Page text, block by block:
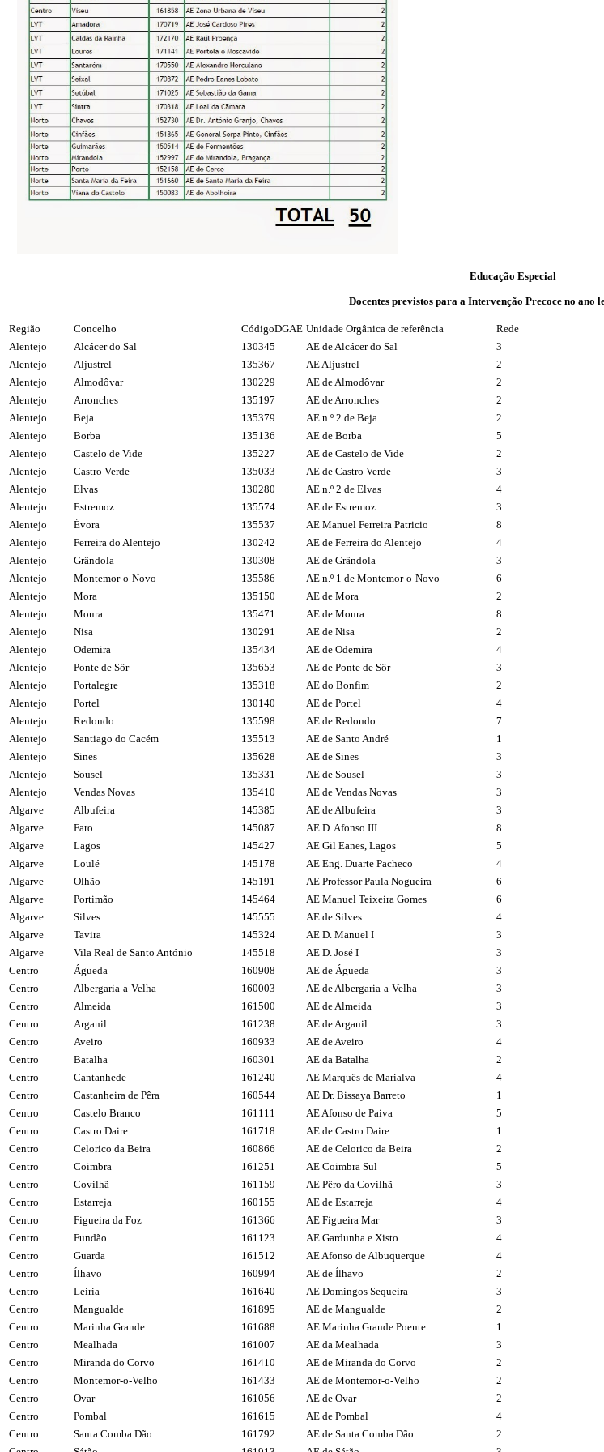
Educação Especial
Docentes previstos para a Intervenção Precoce no ano
Região Concelho CódigoDGAE Unidade Orgânica de referência
Rede
Alentejo
Alcácer do Sal 130345 AE de Alcácer do Sal
3
Alentejo
Aljustrel 135367 AE Aljustrel
2
Alentejo
Almodôvar 130229 AE de Almodôvar
2
Alentejo
Arronches 135197 AE de Arronches
2
Alentejo
Beja 135379 AE n.º 2 de Beja
2
Alentejo
Borba 135136 AE de Borba
5
Alentejo
Castelo de Vide 135227 AE de Castelo de Vide
2
Alentejo
Castro Verde 135033 AE de Castro Verde
3
Alentejo
Elvas 130280 AE n.º 2 de Elvas
4
Alentejo
Estremoz 135574 AE de Estremoz
3
Alentejo
Évora 135537 AE Manuel Ferreira Patricio
8
Alentejo
Ferreira do Alentejo 130242 AE de Ferreira do Alentejo
4
Alentejo
Grândola 130308 AE de Grândola
3
Alentejo
Montemor-o-Novo 135586 AE n.º 1 de Montemor-o-Novo
6
Alentejo
Mora 135150 AE de Mora
2
Alentejo
Moura 135471 AE de Moura
8
Alentejo
Nisa 130291 AE de Nisa
2
Alentejo
Odemira 135434 AE de Odemira
4
Alentejo
Ponte de Sôr 135653 AE de Ponte de Sôr
3
Alentejo
Portalegre 135318 AE do Bonfim
2
Alentejo
Portel 130140 AE de Portel
4
Alentejo
Redondo 135598 AE de Redondo
7
Alentejo
Santiago do Cacém 135513 AE de Santo André
1
Alentejo
Sines 135628 AE de Sines
3
Alentejo
Sousel 135331 AE de Sousel
3
Alentejo
Vendas Novas 135410 AE de Vendas Novas
3
Algarve
Albufeira 145385 AE de Albufeira
3
Algarve
Faro 145087 AE D. Afonso III
8
Algarve
Lagos 145427 AE Gil Eanes, Lagos
5
Algarve
Loulé 145178 AE Eng. Duarte Pacheco
4
Algarve
Olhão 145191 AE Professor Paula Nogueira
6
Algarve
Portimão 145464 AE Manuel Teixeira Gomes
6
Algarve
Silves 145555 AE de Silves
4
Algarve
Tavira 145324 AE D. Manuel I
3
Algarve
Vila Real de Santo António 145518 AE D. José I
3
Centro
Águeda 160908 AE de Águeda
3
Centro
Albergaria-a-Velha 160003 AE de Albergaria-a-Velha
3
Centro
Almeida 161500 AE de Almeida
3
Centro
Arganil 161238 AE de Arganil
3
Centro
Aveiro 160933 AE de Aveiro
4
Centro
Batalha 160301 AE da Batalha
2
Centro
Cantanhede 161240 AE Marquês de Marialva
4
Centro
Castanheira de Pêra 160544 AE Dr. Bissaya Barreto
1
Centro
Castelo Branco 161111 AE Afonso de Paiva
5
Centro
Castro Daire 161718 AE de Castro Daire
1
Centro
Celorico da Beira 160866 AE de Celorico da Beira
2
Centro
Coimbra 161251 AE Coimbra Sul
5
Centro
Covilhã 161159 AE Pêro da Covilhã
3
Centro
Estarreja 160155 AE de Estarreja
4
Centro
Figueira da Foz 161366 AE Figueira Mar
3
Centro
Fundão 161123 AE Gardunha e Xisto
4
Centro
Guarda 161512 AE Afonso de Albuquerque
4
Centro
Ílhavo 160994 AE de Ílhavo
2
Centro
Leiria 161640 AE Domingos Sequeira
3
Centro
Mangualde 161895 AE de Mangualde
2
Centro
Marinha Grande 161688 AE Marinha Grande Poente
1
Centro
Mealhada 161007 AE da Mealhada
3
Centro
Miranda do Corvo 161410 AE de Miranda do Corvo
2
Centro
Montemor-o-Velho 161433 AE de Montemor-o-Velho
2
Centro
Ovar 161056 AE de Ovar
2
Centro
Pombal 161615 AE de Pombal
4
Centro
Santa Comba Dão 161792 AE de Santa Comba Dão
2